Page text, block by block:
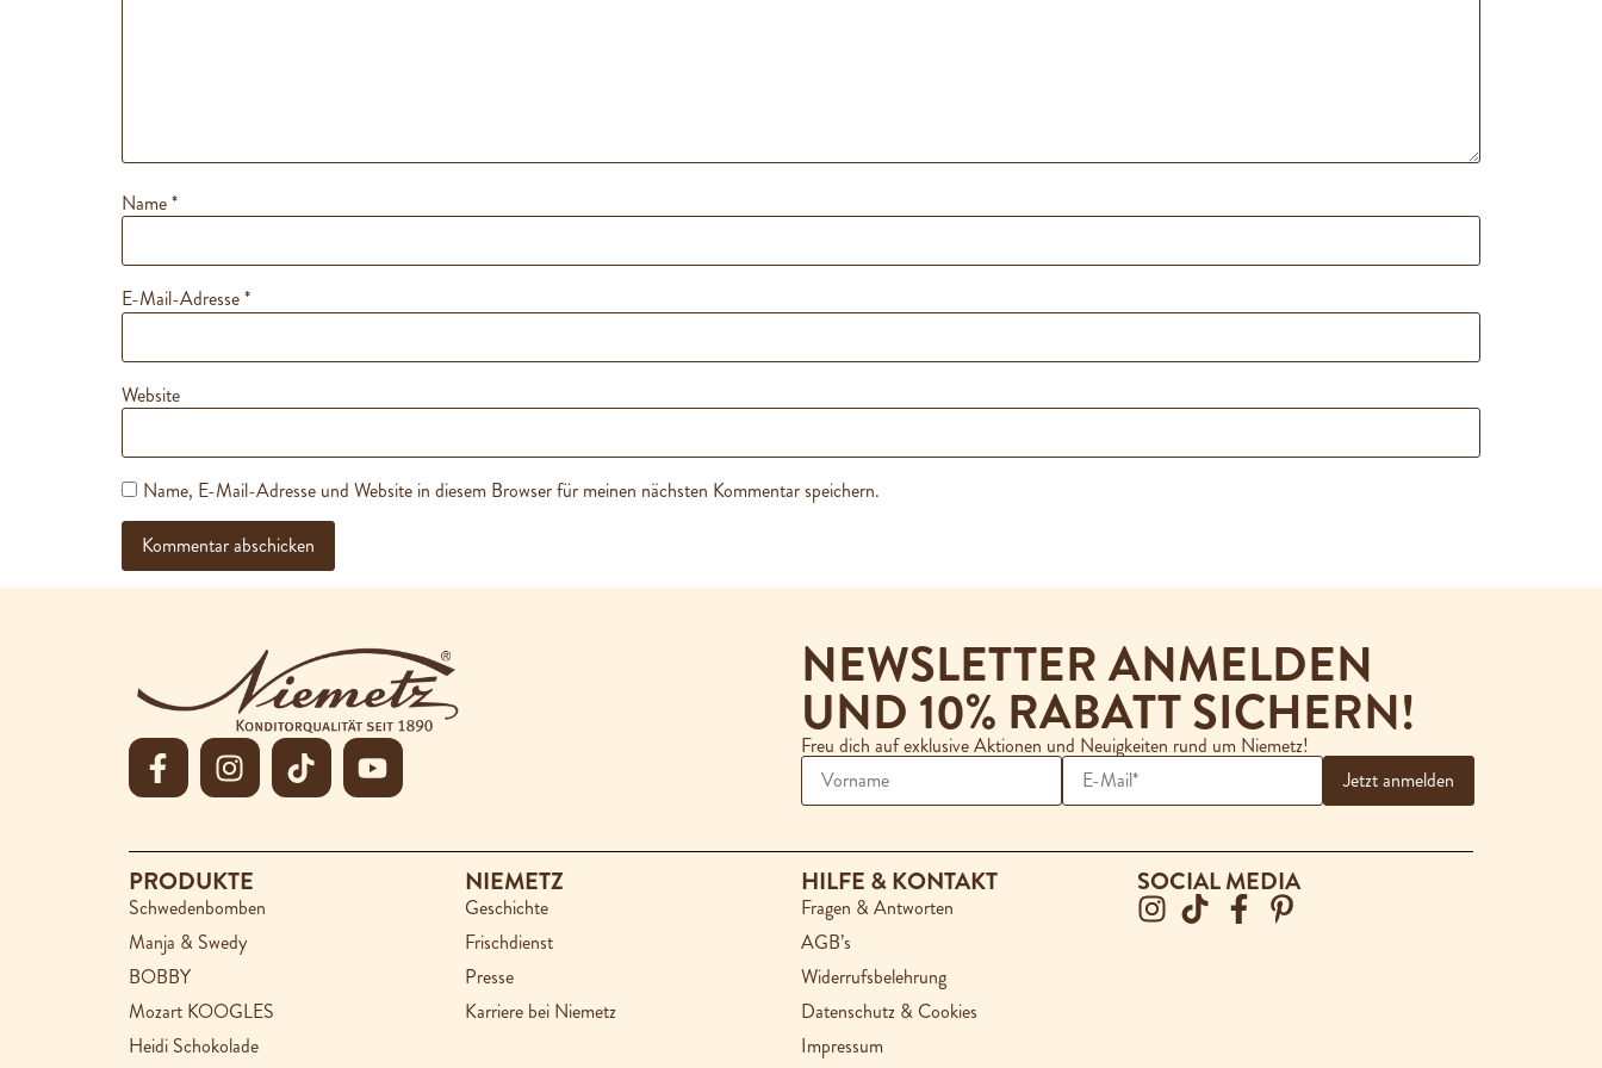
Name*
E-Mail-Adresse*
Website
Name, E-Mail-Adresse und Website in diesem Browser für meinen nächsten Kommentar speichern.
NEWSLETTER ANMELDEN
UND 10% RABATT SICHERN!
Freu dich auf exklusive Aktionen und Neuigkeiten rund um Niemetz!
PRODUKTE
Schwedenbomben
Manja & Swedy
BOBBY
Mozart KOOGLES
Heidi Schokolade
NIEMETZ
Geschichte
Frischdienst
Presse
Karriere bei Niemetz
HILFE & KONTAKT
Fragen & Antworten
AGB’s
Widerrufsbelehrung
Datenschutz & Cookies
Impressum
SOCIAL MEDIA